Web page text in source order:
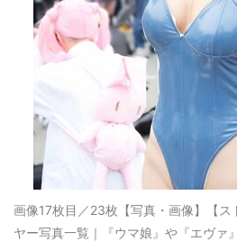
画像17枚目／23枚 【写真・画像】【
ヤー写真一覧｜『ウマ娘』や『エヴ